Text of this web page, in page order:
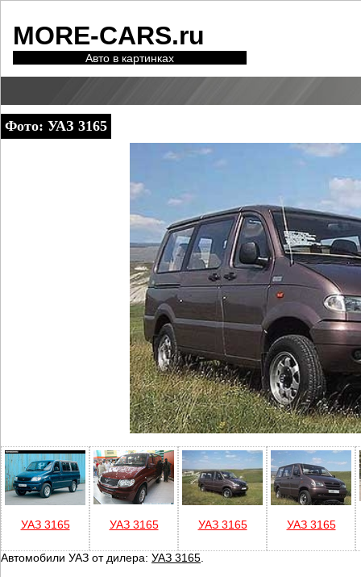
MORE-CARS.ru
Авто в картинках
Фото: УАЗ 3165
УАЗ 3165 УАЗ 3165 УАЗ 3165 УАЗ 3165
Автомобили УАЗ от дилера: УАЗ 3165